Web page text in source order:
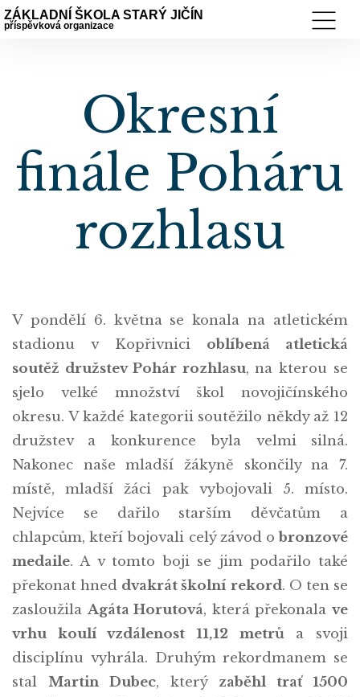
ZÁKLADNÍ ŠKOLA STARÝ JIČÍN
příspěvková organizace
Okresní
finále Poháru
rozhlasu
V pondělí 6. května se konala na atletickém
stadionu v Kopřivnici oblíbená atletická
soutěž družstev Pohár rozhlasu, na kterou se
sjelo velké množství škol novojičínského
okresu. V každé kategorii soutěžilo někdy až 12
družstev a konkurence byla velmi silná.
Nakonec naše mladší žákyně skončily na 7.
místě, mladší žáci pak vybojovali 5. místo.
Nejvíce se dařilo starším děvčatům a
chlapcům, kteří bojovali celý závod obronzové
medaile. A v tomto boji se jim podařilo také
překonat hned dvakrát školní rekord. O ten se
zasloužila Agáta Horutová, která překonalave
vrhu koulí vzdálenost 11,12 metrůa svoji
disciplínu vyhrála. Druhým rekordmanem se
stal Martin Dubec, který zaběhl trať 1500